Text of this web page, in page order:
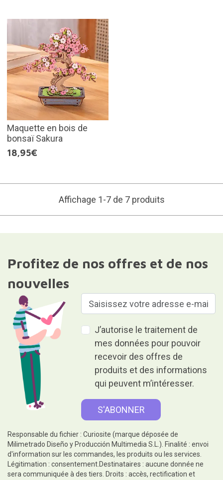
Maquette en bois de
bonsaï Sakura
18,95€
Affichage 1-7 de 7 produits
Profitez de nos offres et de nos
nouvelles
J’autorise le traitement de
mes données pour pouvoir
recevoir des offres de
produits et des informations
qui peuvent m’intéresser.
Responsable du fichier : Curiosite (marque déposée de
Milimetrado Diseño y Producción Multimedia S.L.). Finalité : envoi
d'information sur les commandes, les produits ou les services.
Légitimation : consentement.Destinataires : aucune donnée ne
sera communiquée à des tiers. Droits : accès, rectification et